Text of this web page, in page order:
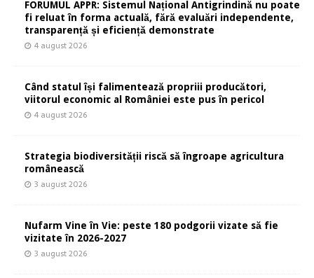
FORUMUL APPR: Sistemul Național Antigrindină nu poate
fi reluat în forma actuală, fără evaluări independente,
transparență și eficiență demonstrate
4 august 2026
Când statul își falimentează propriii producători,
viitorul economic al României este pus în pericol
4 august 2026
Strategia biodiversității riscă să îngroape agricultura
românească
3 august 2026
Nufarm Vine în Vie: peste 180 podgorii vizate să fie
vizitate în 2026-2027
3 august 2026